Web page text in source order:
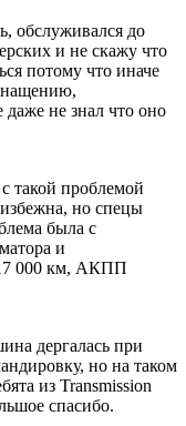
обслуживался до
и не скажу что
потому что иначе
даже не знал что оно
такой проблемой
но спецы
была с
и
000 км, АКПП
дергалась при
но на таком
из Transmission
спасибо.